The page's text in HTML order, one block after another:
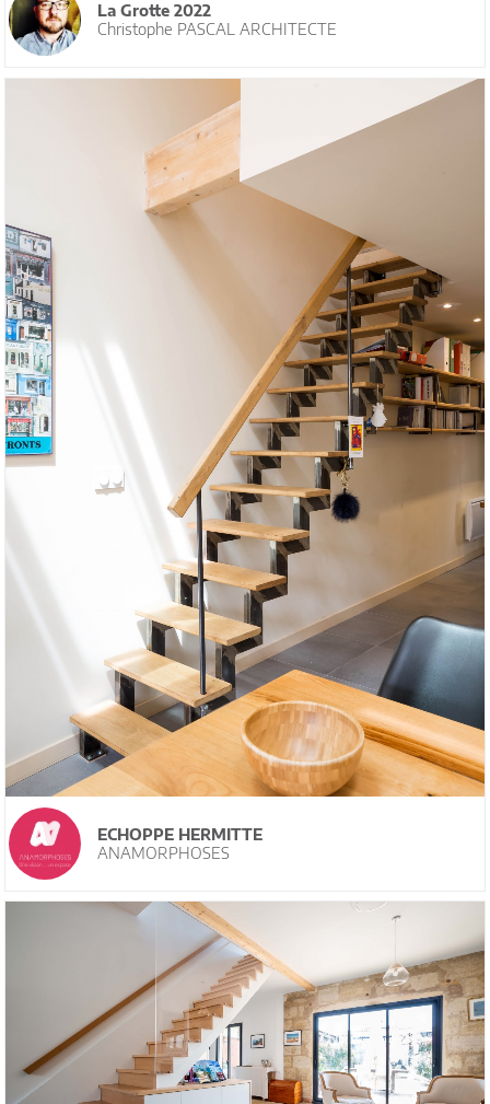
La Grotte 2022
Christophe PASCAL ARCHITECTE
ECHOPPE HERMITTE
ANAMORPHOSES